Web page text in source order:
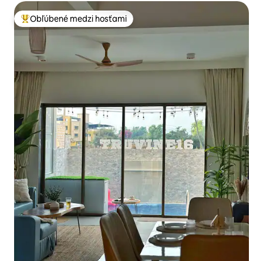
Najobľúbenejšie medzi hosťami
Obľúbené medzi hosťami